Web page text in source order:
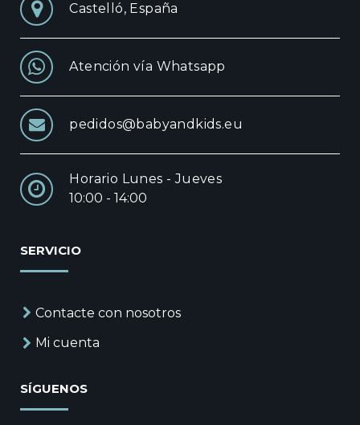
Castelló, España
Atención vía Whatsapp
pedidos@babyandkids.eu
Horario Lunes - Jueves
10:00 - 14:00
SERVICIO
Contacte con nosotros
Mi cuenta
SÍGUENOS